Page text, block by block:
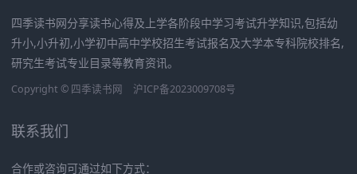
四季读书网分享读书心得及上学各阶段中学习考试升学知识,包括幼
升小,小升初,小学初中高中学校招生考试报名及大学本专科院校排名,
研究生考试专业目录等教育资讯。
Copyright © 四季读书网 沪ICP备2023009708号
联系我们
合作或咨询可通过如下方式：